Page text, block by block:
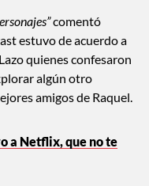
comentó
estuvo de acuerdo a
quienes confesaron
algún otro
amigos de Raquel.
a Netflix, que no te